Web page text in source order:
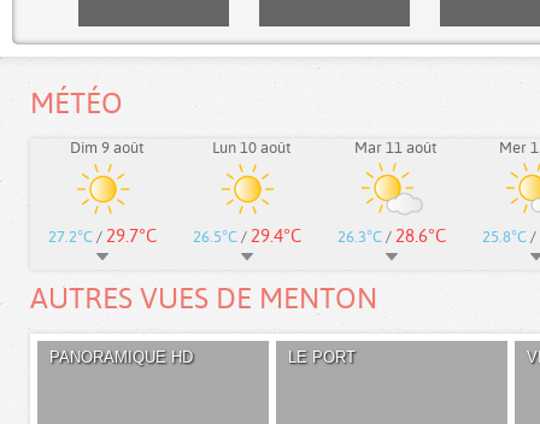
MÉTÉO
Dim 9 août
27.2°C / 29.7°C
Lun 10 août
26.5°C / 29.4°C
Mar 11 août
26.3°C / 28.6°C
Mer
25.8°C /
AUTRES VUES DE MENTON
PANORAMIQUE HD LE PORT